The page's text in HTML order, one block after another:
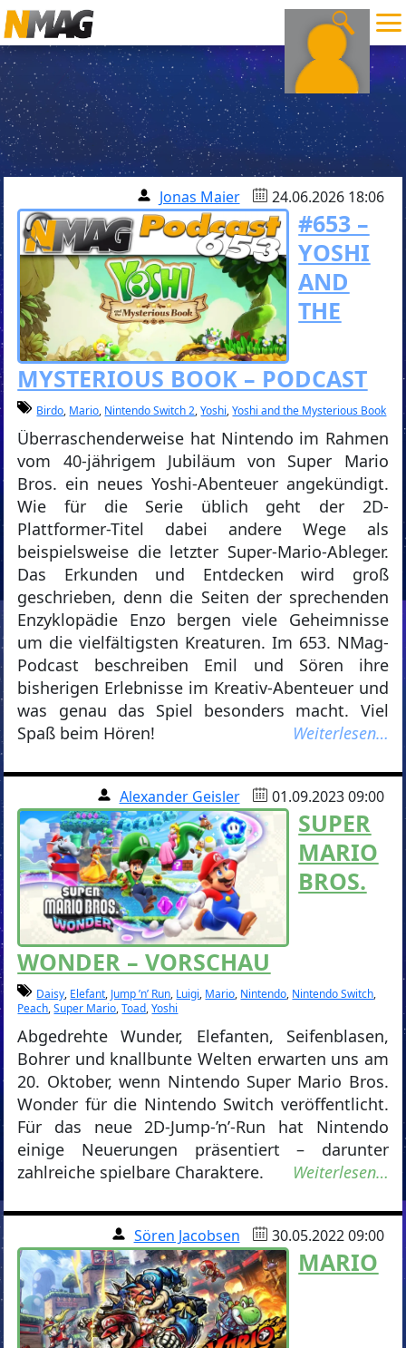
Jonas Maier 24.06.2026 18:06
#653 –
YOSHI
AND
THE
MYSTERIOUS BOOK – PODCAST
Birdo, Mario, Nintendo Switch 2,Yoshi,Yoshi and the Mysterious Book
Überraschenderweise hat Nintendo im Rahmen
vom 40-jährigem Jubiläum von Super Mario
Bros. ein neues Yoshi-Abenteuer angekündigt.
Wie für die Serie üblich geht der 2D-
Plattformer-Titel dabei andere Wege als
beispielsweise die letzter Super-Mario-Ableger.
Das Erkunden und Entdecken wird groß
geschrieben, denn die Seiten der sprechenden
Enzyklopädie Enzo bergen viele Geheimnisse
um die vielfältigsten Kreaturen. Im 653. NMag-
Podcast beschreiben Emil und Sören ihre
bisherigen Erlebnisse im Kreativ-Abenteuer und
was genau das Spiel besonders macht. Viel
Spaß beim Hören!
Weiterlesen…
Alexander Geisler 01.09.2023 09:00
SUPER
MARIO
BROS.
WONDER – VORSCHAU
Daisy, Elefant, Jump ’n’ Run, Luigi, Mario, Nintendo, Nintendo Switch,
Peach,Super Mario,Toad,Yoshi
Abgedrehte Wunder, Elefanten, Seifenblasen,
Bohrer und knallbunte Welten erwarten uns am
20. Oktober, wenn Nintendo Super Mario Bros.
Wonder für die Nintendo Switch veröffentlicht.
Für das neue 2D-Jump-’n’-Run hat Nintendo
einige Neuerungen präsentiert – darunter
zahlreiche spielbare Charaktere.
Weiterlesen…
Sören Jacobsen 30.05.2022 09:00
MARIO